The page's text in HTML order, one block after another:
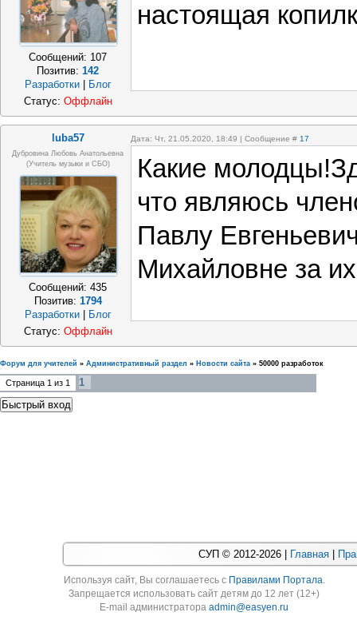
Сообщений: 107
Позитив:142
Разработки
Блог
настоящая
Статус: Оффлайн
luba57 Дата: Чт, 21.05.2020, 18:49 | Сообщение # 17
Дубровина Любовь Анатольевна
(учитель музыки и СБО)
Сообщений:435
Позитив: 1794
Разработки
Блог
Какие
что являюсь
Павлу
Михайловне за
Статус: Оффлайн
Форум для учителей » Административный раздел » Новости сайта » 50000 разработок
Страница 1 из 1 1
СУП © 2012-2026 | Главная
Используя cайт, Вы соглашаетесь с Правилами Портала.
Запрещается использовать сайт детям до 12 лет (12+)
E-mail администратораadmin@easyen.ru